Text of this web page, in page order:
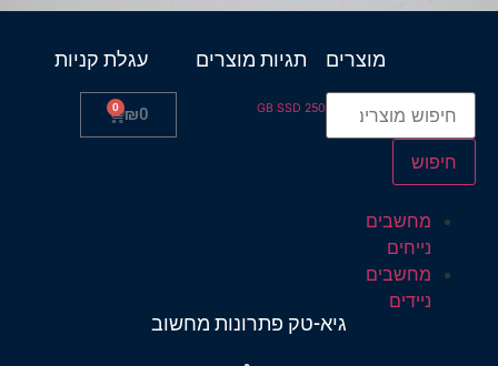
מוצרים
חיפוש
מחשבים
נייחים
מחשבים
ניידים
תגיות מוצרים
250 GB SSD
עגלת קניות
₪0
0
גיא-טק פתרונות מחשוב